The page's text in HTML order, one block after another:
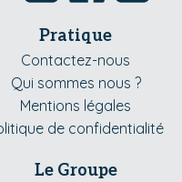
Pratique
Contactez-nous
Qui sommes nous ?
Mentions légales
de confidentialité
Le Groupe